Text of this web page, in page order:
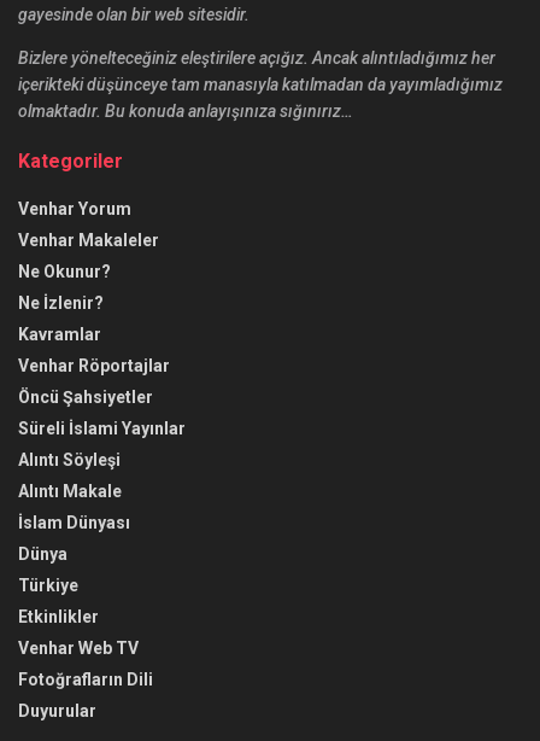
gayesinde olan bir web sitesidir.
Bizlere yönelteceğiniz eleştirilere açığız. Ancak alıntıladığımız her
içerikteki düşünceye tam manasıyla katılmadan da yayımladığımız
olmaktadır. Bu konuda anlayışınıza sığınırız…
Kategoriler
Venhar Yorum
Venhar Makaleler
Ne Okunur?
Ne İzlenir?
Kavramlar
Venhar Röportajlar
Öncü Şahsiyetler
Süreli İslami Yayınlar
Alıntı Söyleşi
Alıntı Makale
İslam Dünyası
Dünya
Türkiye
Etkinlikler
Venhar Web TV
Fotoğrafların Dili
Duyurular